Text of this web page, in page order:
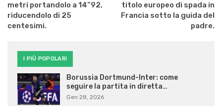
metri portandolo a 14”92,
riducendolo di 25
centesimi.
titolo europeo di spada in
Francia sotto la guida del
padre.
I PIÙ POPOLARI
Borussia Dortmund-Inter: come
seguire la partita in diretta…
Gen 28, 2026